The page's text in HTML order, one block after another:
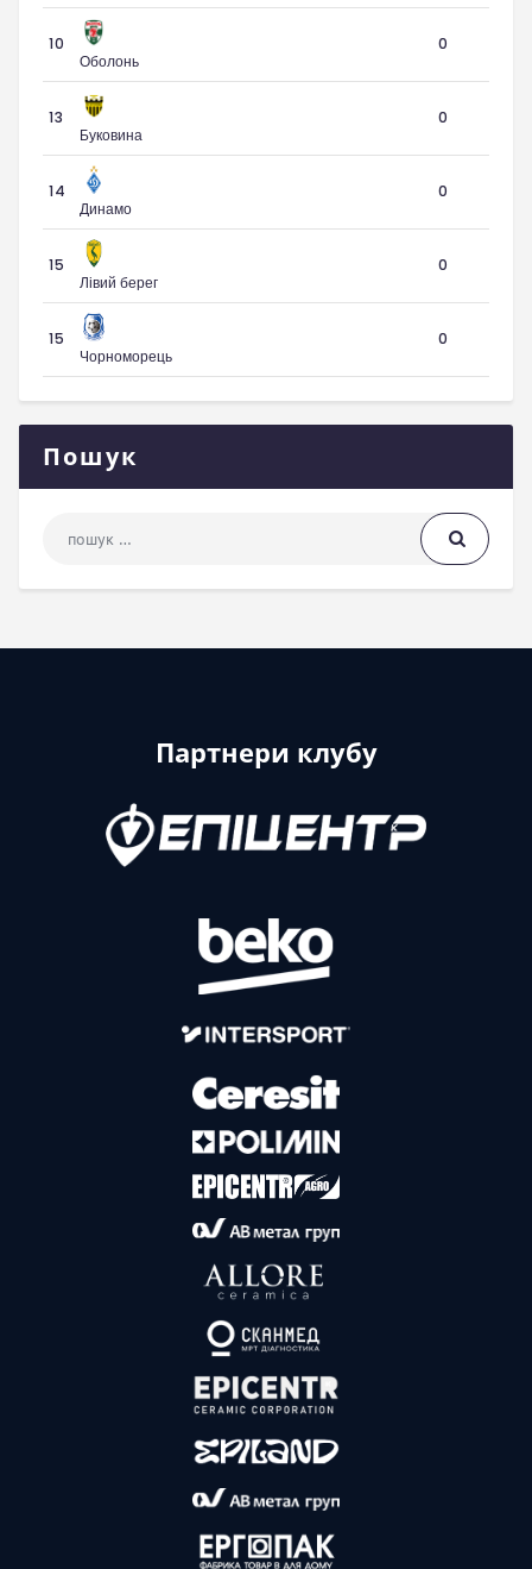
10
Оболонь
0
13
Буковина
0
14
Динамо
0
15
Лівий берег
0
15
Чорноморець
0
Пошук